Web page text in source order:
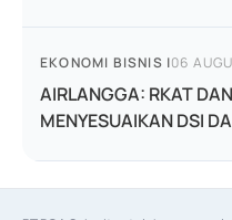
EKONOMI BISNIS |06
AIRLANGGA: RKAT
MENYESUAIKAN DSI